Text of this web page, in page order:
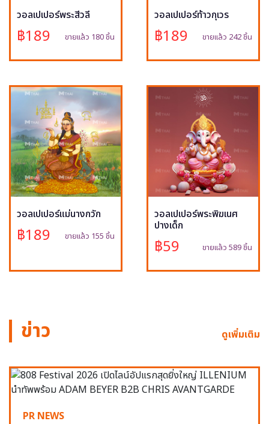
วอลเปเปอร์พระสีวลี
฿189 ขายแล้ว 180 ชิ้น
วอลเปเปอร์ท้าวกุเวร
฿189 ขายแล้ว 242 ชิ้น
วอลเปเปอร์แม่นางกวัก
฿189 ขายแล้ว 155 ชิ้น
วอลเปเปอร์พระพิฆเนศ
ปางเด็ก
฿59 ขายแล้ว 589 ชิ้น
ข่าว ดูเพิ่มเติม
PR NEWS